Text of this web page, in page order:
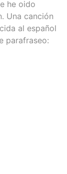
he oido
Una canción
al español
parafraseo: